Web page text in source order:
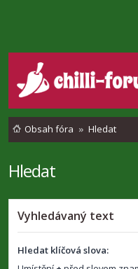
Obsah fóra Hledat
Hledat
Vyhledávaný text
Hledat klíčová slova: